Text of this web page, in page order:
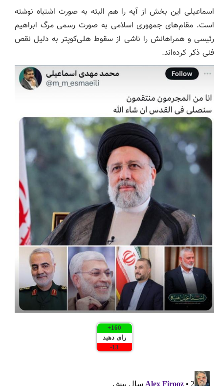
اسماعیلی این بخش از آیه را هم البته به صورت اشتباه نوشته
است. مقام‌های جمهوری اسلامی به صورت رسمی مرگ ابراهیم
رئیسی و همراهانش را ناشی از سقوط هلی‌کوپتر به دلیل نقص
فنی ذکر کرده‌اند.
160
+
رای دهید
13
-